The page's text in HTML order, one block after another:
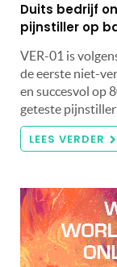
Duits bedrijf
pijnstiller op
VER-01 is
de eerste niet-
en succesvol op
geteste
LEES VERDER